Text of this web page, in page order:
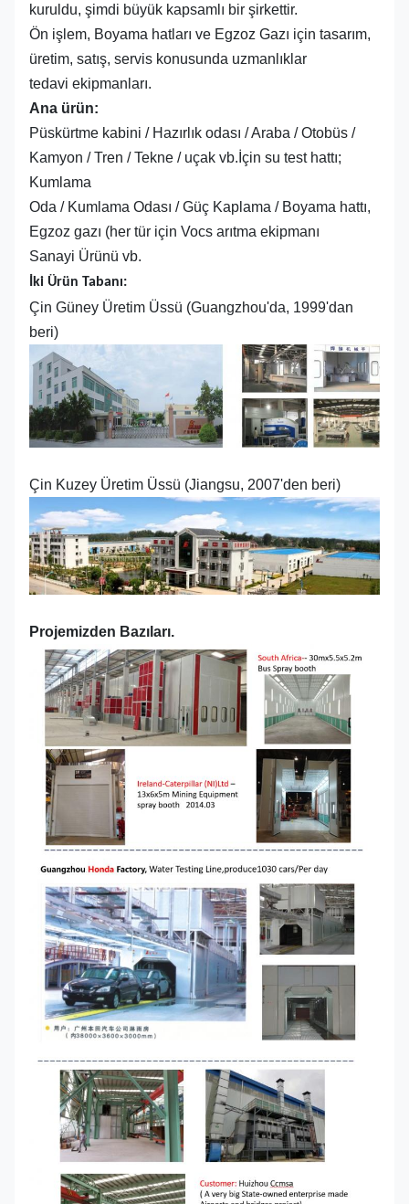
kuruldu, şimdi büyük kapsamlı bir şirkettir.
Ön işlem, Boyama hatları ve Egzoz Gazı için tasarım,
üretim, satış, servis konusunda uzmanlıklar
tedavi ekipmanları.
Ana ürün:
Püskürtme kabini / Hazırlık odası / Araba / Otobüs /
Kamyon / Tren / Tekne / uçak vb.İçin su test hattı;
Kumlama
Oda / Kumlama Odası / Güç Kaplama / Boyama hattı,
Egzoz gazı (her tür için Vocs arıtma ekipmanı
Sanayi Ürünü vb.
İki Ürün Tabanı:
Çin Güney Üretim Üssü (Guangzhou'da, 1999'dan
beri)
Çin Kuzey Üretim Üssü (Jiangsu, 2007'den beri)
Projemizden Bazıları.